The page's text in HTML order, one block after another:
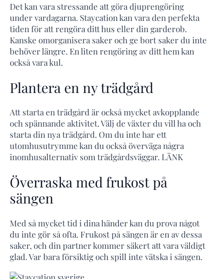
Det kan vara stressande att göra djuprengöring
under vardagarna. Staycation kan vara den perfekta
tiden för att rengöra ditt hus eller din garderob.
Kanske omorganisera saker och ge bort saker du inte
behöver längre. En liten rengöring av ditt hem kan
också vara kul.
Plantera en ny trädgård
Att starta en trädgård är också mycket avkopplande
och spännande aktivitet. Välj de växter du vill ha och
starta din nya trädgård. Om du inte har ett
utomhusutrymme kan du också överväga några
inomhusalternativ som trädgårdsväggar. LÄNK
Överraska med frukost på
sängen
Med så mycket tid i dina händer kan du prova något
du inte gör så ofta. Frukost på sängen är en av dessa
saker, och din partner kommer säkert att vara väldigt
glad. Var bara försiktig och spill inte vätska i sängen.